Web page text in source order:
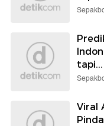
tapi...
Viral